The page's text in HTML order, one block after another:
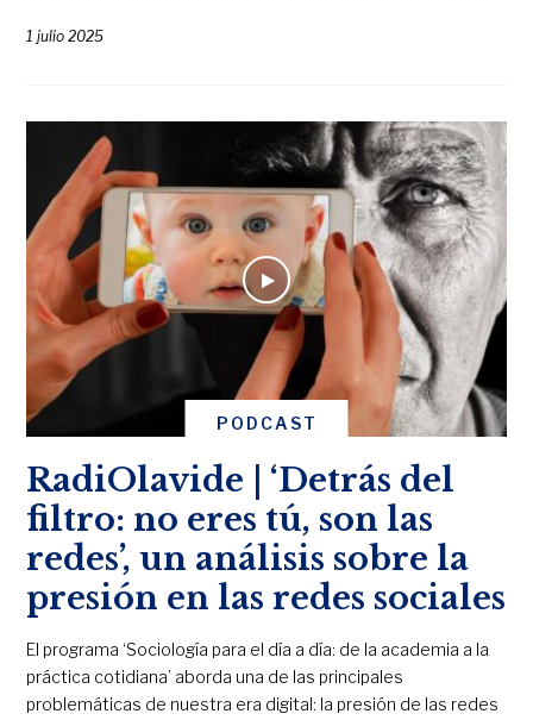
1 julio 2025
PODCAST
RadiOlavide | ‘Detrás del
filtro: no eres tú, son las
redes’, un análisis sobre la
presión en las redes sociales
El programa ‘Sociología para el día a día: de la academia a la
práctica cotidiana’ aborda una de las principales
problemáticas de nuestra era digital: la presión de las redes